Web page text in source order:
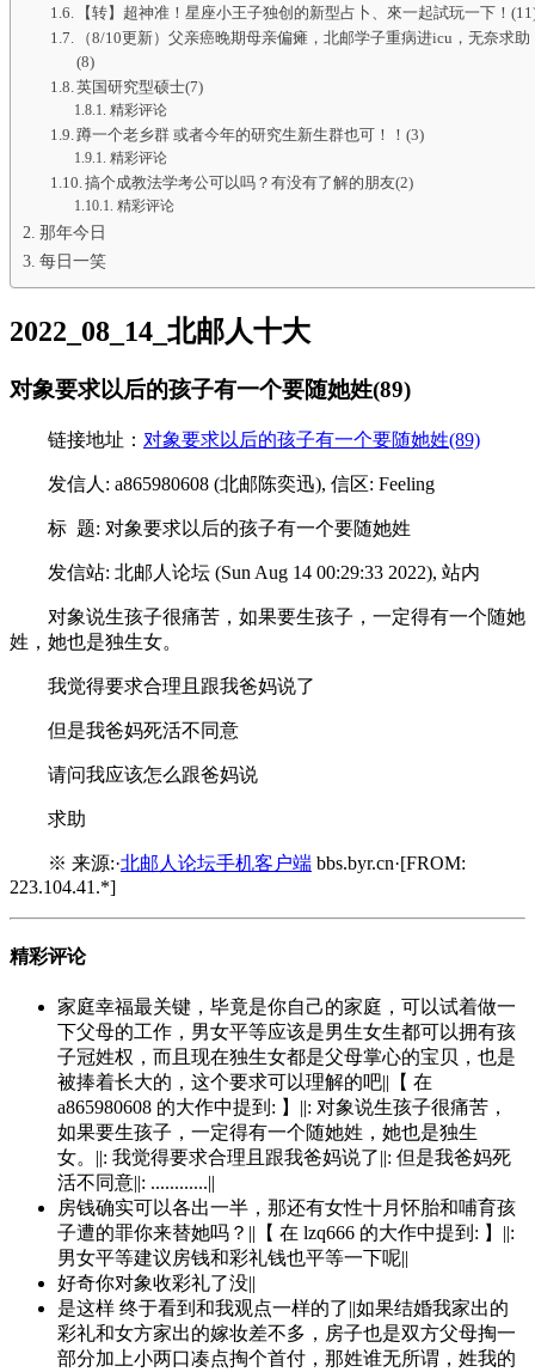
【转】超神准！星座小王子独创的新型占卜、來一起試玩一下！
（8/10更新）父亲癌晚期母亲偏瘫，北邮学子重病进icu，无奈求助
(8)
英国研究型硕士(7)
精彩评论
蹲一个老乡群 或者今年的研究生新生群也可！！(3)
精彩评论
搞个成教法学考公可以吗？有没有了解的朋友(2)
精彩评论
那年今日
每日一笑
2022_08_14_北邮人十大
对象要求以后的孩子有一个要随她姓(89)
链接地址： 对象要求以后的孩子有一个要随她姓(89)
发信人: a865980608 (北邮陈奕迅), 信区: Feeling
标 题: 对象要求以后的孩子有一个要随她姓
发信站: 北邮人论坛 (Sun Aug 14 00:29:33 2022), 站内
对象说生孩子很痛苦，如果要生孩子，一定得有一个随她
姓，她也是独生女。
我觉得要求合理且跟我爸妈说了
但是我爸妈死活不同意
请问我应该怎么跟爸妈说
求助
※ 来源:·北邮人论坛手机客户端 bbs.byr.cn·[FROM:
223.104.41.*]
精彩评论
家庭幸福最关键，毕竟是你自己的家庭，可以试着做一
下父母的工作，男女平等应该是男生女生都可以拥有孩
子冠姓权，而且现在独生女都是父母掌心的宝贝，也是
被捧着长大的，这个要求可以理解的吧||【 在
a865980608 的大作中提到: 】||: 对象说生孩子很痛苦，
如果要生孩子，一定得有一个随她姓，她也是独生
女。||: 我觉得要求合理且跟我爸妈说了||: 但是我爸妈死
活不同意||: ............||
房钱确实可以各出一半，那还有女性十月怀胎和哺育孩
子遭的罪你来替她吗？||【 在 lzq666 的大作中提到: 】||:
男女平等建议房钱和彩礼钱也平等一下呢||
好奇你对象收彩礼了没||
是这样 终于看到和我观点一样的了||如果结婚我家出的
彩礼和女方家出的嫁妆差不多，房子也是双方父母掏一
部分加上小两口凑点掏个首付，那姓谁无所谓，姓我的